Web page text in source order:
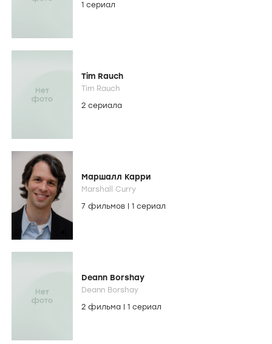
1 сериал
Tim Rauch
Tim Rauch
2 сериала
Маршалл Карри
Marshall Curry
7 фильмов
1 сериал
Deann Borshay
Deann Borshay
2 фильма
1 сериал